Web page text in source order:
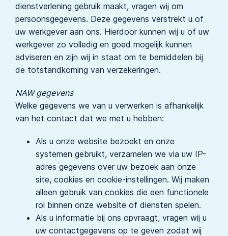
dienstverlening gebruik maakt, vragen wij om
persoonsgegevens. Deze gegevens verstrekt u of
uw werkgever aan ons. Hierdoor kunnen wij u of uw
werkgever zo volledig en goed mogelijk kunnen
adviseren en zijn wij in staat om te bemiddelen bij
de totstandkoming van verzekeringen.
NAW gegevens
Welke gegevens we van u verwerken is afhankelijk
van het contact dat we met u hebben:
Als u onze website bezoekt en onze
systemen gebruikt, verzamelen we via uw IP-
adres gegevens over uw bezoek aan onze
site, cookies en cookie-instellingen. Wij maken
alleen gebruik van cookies die een functionele
rol binnen onze website of diensten spelen.
Als u informatie bij ons opvraagt, vragen wij u
uw contactgegevens op te geven zodat wij